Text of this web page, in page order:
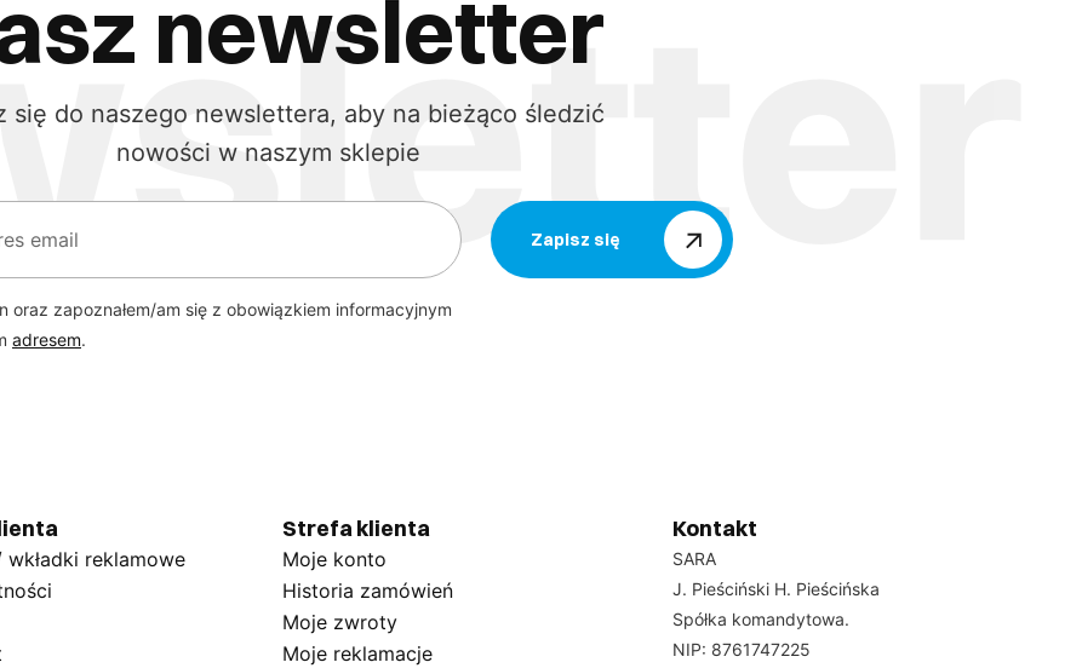
newsletter
się do naszego newslettera, aby na bieżąco śledzić
nowości w naszym sklepie
Zapisz się
oraz zapoznałem/am się z obowiązkiem informacyjnym
adresem.
wkładki reklamowe
Strefa klienta
Moje konto
Historia zamówień
Moje zwroty
Moje reklamacje
Kontakt
SARA
J. Pieściński H. Pieścińska
Spółka komandytowa.
NIP: 8761747225